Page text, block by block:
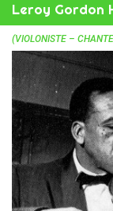
Leroy Gordon
(VIOLONISTE –